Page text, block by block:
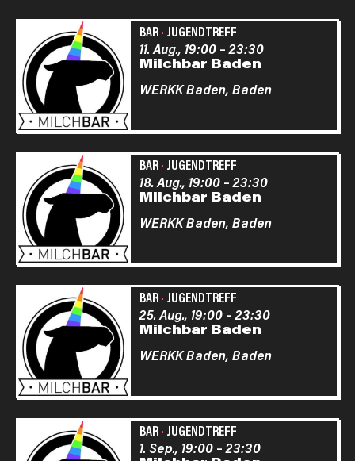
BAR· JUGENDTREFF
Milchbar Baden
11. Aug., 19:00–23:30
WERKK Baden, Baden
BAR· JUGENDTREFF
Milchbar Baden
18. Aug., 19:00–23:30
WERKK Baden, Baden
BAR· JUGENDTREFF
Milchbar Baden
25. Aug., 19:00–23:30
WERKK Baden, Baden
BAR· JUGENDTREFF
1. Sep., 19:00–23:30